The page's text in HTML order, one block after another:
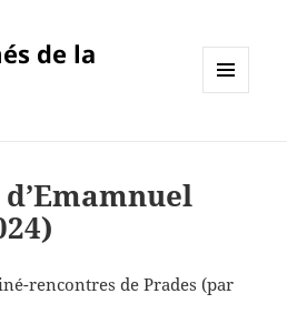
de la
rencontres de Prades (par